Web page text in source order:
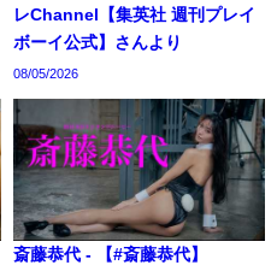
レChannel【集英社 週刊プレイ
ボーイ公式】さんより
08/05/2026
斎藤恭代 - 【#斎藤恭代】